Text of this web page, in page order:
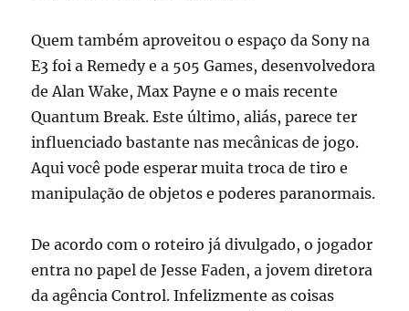
Quem também aproveitou o espaço da Sony na
E3 foi a Remedy e a 505 Games, desenvolvedora
de Alan Wake, Max Payne e o mais recente
Quantum Break. Este último, aliás, parece ter
influenciado bastante nas mecânicas de jogo.
Aqui você pode esperar muita troca de tiro e
manipulação de objetos e poderes paranormais.
De acordo com o roteiro já divulgado, o jogador
entra no papel de Jesse Faden, a jovem diretora
da agência Control. Infelizmente as coisas